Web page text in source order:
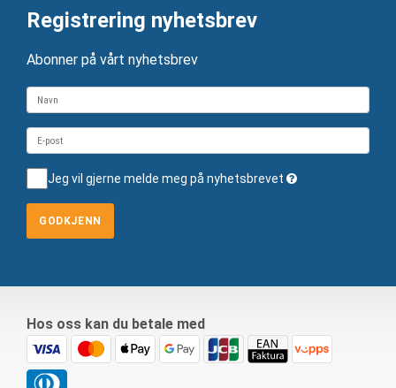
Registrering nyhetsbrev
Abonner på vårt nyhetsbrev
Jeg vil gjerne melde meg på nyhetsbrevet
GODKJENN
Hos oss kan du betale med